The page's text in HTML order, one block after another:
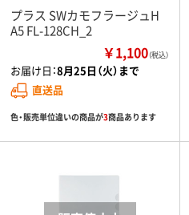
プラス SWカモフラージュH
A5 FL-128CH_2
￥1,100（税込）
お届け日：8月25日（火）まで
直送品
色・販売単位違いの商品が3商品あります